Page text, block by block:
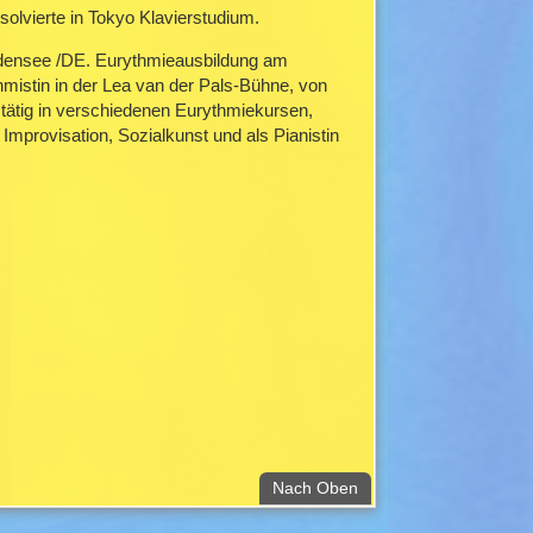
in Tokyo Klavierstudium.
/DE. Eurythmieausbildung am
in der Lea van der Pals-Bühne, von
in verschiedenen Eurythmiekursen,
Sozialkunst und als Pianistin
Nach Oben. Zum Seitenanfang.